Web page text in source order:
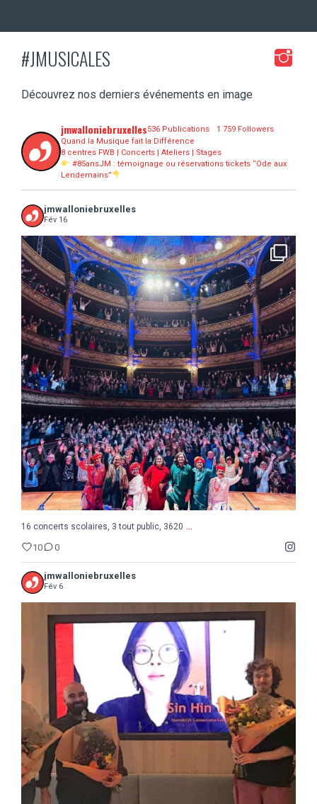
#JMUSICALES
Découvrez nos derniers événements en image
jmwalloniebruxelles536 Publications
1 759 Followers
Quand la Musique fait la Différence
8 centres FWB | Concerts | Ateliers | Stages
#85ansJM : témoignage ou réservations tickets “Ode aux
Lendemains”
jmwalloniebruxelles
Fév 16
16 concerts scolaires, 3 tout public, 3620 ...
10 0
16 concerts scolaires, 3 tout public, 3620 ...
10 0
jmwalloniebruxelles
Fév 6
Semaine de la Musique belge, suite et fin avec le ...